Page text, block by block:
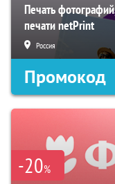
Печать
печати netPrint
Россия
Промокод
-20%